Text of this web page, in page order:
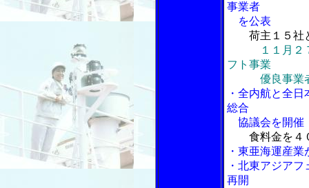
事業者
を公表
荷主１５社
１１月
フト事業
優良事業者
・全内航と全
総合
協議会を開催
食料金を４
・東亜海運産
・北東アジア
再開